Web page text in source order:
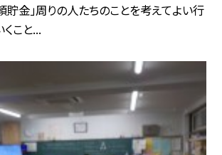
頼貯金」周りの人たちのことを考えてよい行
こと...